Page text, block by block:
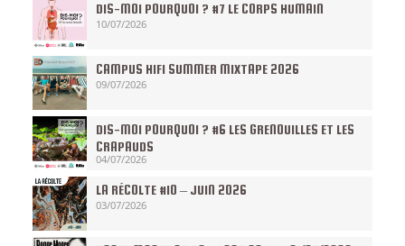
DIS-MOI POURQUOI ? #7 LE CORPS HUMAIN
10/07/2026
CAMPUS HIFI SUMMER MIXTAPE 2026
09/07/2026
DIS-MOI POURQUOI ? #6 LES GRENOUILLES ET LES
CRAPAUDS
04/07/2026
LA RÉCOLTE #10 – JUIN 2026
03/07/2026